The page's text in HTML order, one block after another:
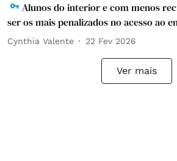
Alunos do interior e com menos
ser os mais penalizados no acesso ao
Cynthia Valente 22 Fev 2026
Ver mais